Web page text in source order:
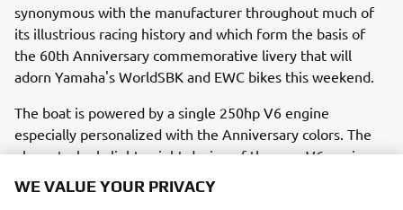
synonymous with the manufacturer throughout much of
its illustrious racing history and which form the basis of
the 60th Anniversary commemorative livery that will
adorn Yamaha's WorldSBK and EWC bikes this weekend.
The boat is powered by a single 250hp V6 engine
especially personalized with the Anniversary colors. The
elegant, sleek, lightweight design of the new V6 engines
is signature of the most feature-rich Premium V6 range
WE VALUE YOUR PRIVACY